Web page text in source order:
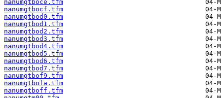
nanumgtboce.tfm
nanumgtbocf.tfm
nanumgtbod0.tfm
nanumgtbod1.tfm
nanumgtbod2.tfm
nanumgtbod3.tfm
nanumgtbod4.tfm
nanumgtbod5.tfm
nanumgtbod6.tfm
nanumgtbod7.tfm
nanumgtbof9.tfm
nanumgtbofa.tfm
nanumgtboff.tfm